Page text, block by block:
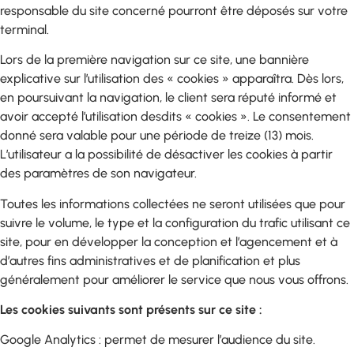
responsable du site concerné pourront être déposés sur votre
terminal.
Lors de la première navigation sur ce site, une bannière
explicative sur l’utilisation des « cookies » apparaîtra. Dès lors,
en poursuivant la navigation, le client sera réputé informé et
avoir accepté l’utilisation desdits « cookies ». Le consentement
donné sera valable pour une période de treize (13) mois.
L’utilisateur a la possibilité de désactiver les cookies à partir
des paramètres de son navigateur.
Toutes les informations collectées ne seront utilisées que pour
suivre le volume, le type et la configuration du trafic utilisant ce
site, pour en développer la conception et l’agencement et à
d’autres fins administratives et de planification et plus
généralement pour améliorer le service que nous vous offrons.
Les cookies suivants sont présents sur ce site :
Google Analytics : permet de mesurer l’audience du site.